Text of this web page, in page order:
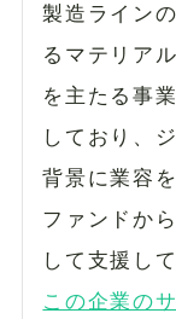
製造ライン
るマテリア
を主たる事
しており、
背景に業容
ファンドか
して支援し
この企業の